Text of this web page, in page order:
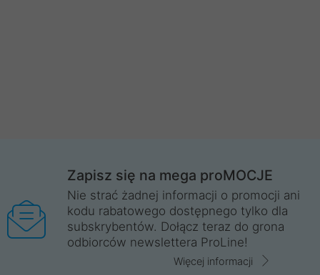
Zapisz się na mega proMOCJE
Nie strać żadnej informacji o promocji ani
kodu rabatowego dostępnego tylko dla
subskrybentów. Dołącz teraz do grona
odbiorców newslettera ProLine!
Więcej informacji